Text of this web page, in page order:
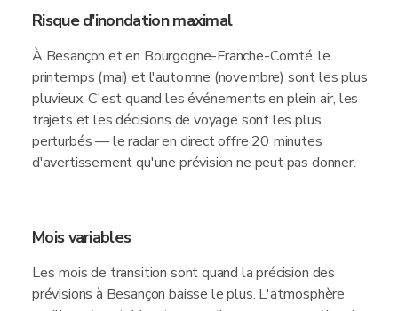
Risque d'inondation maximal
À Besançon et en Bourgogne-Franche-Comté, le
printemps (mai) et l'automne (novembre) sont les plus
pluvieux. C'est quand les événements en plein air, les
trajets et les décisions de voyage sont les plus
perturbés — le radar en direct offre 20 minutes
d'avertissement qu'une prévision ne peut pas donner.
Mois variables
Les mois de transition sont quand la précision des
prévisions à Besançon baisse le plus. L'atmosphère